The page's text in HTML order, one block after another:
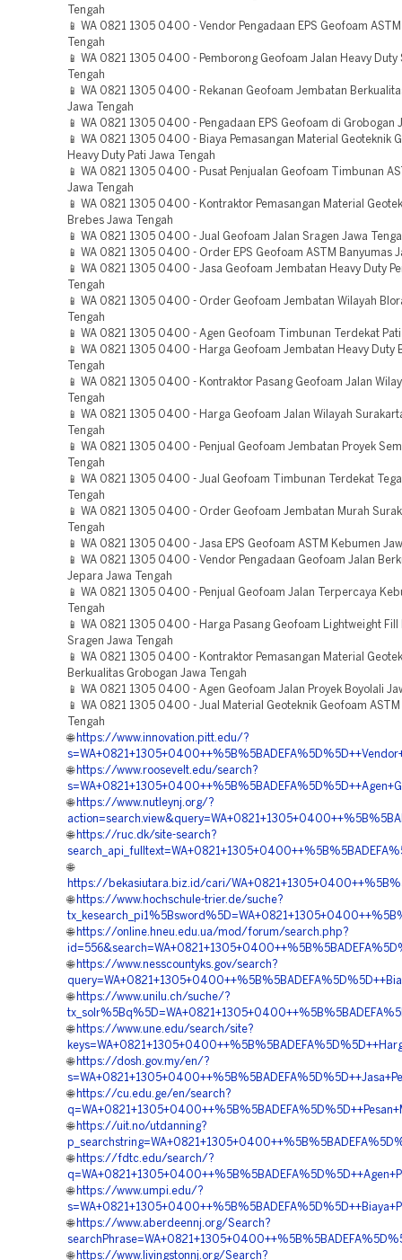
Tengah
📱 WA 0821 1305 0400 - Vendor Pengadaan EPS Geofoam
Tengah
📱 WA 0821 1305 0400 - Pemborong Geofoam Jalan Heavy Duty
Tengah
📱 WA 0821 1305 0400 - Rekanan Geofoam Jembatan
Jawa Tengah
📱 WA 0821 1305 0400 - Pengadaan EPS Geofoam di Grobogan
📱 WA 0821 1305 0400 - Biaya Pemasangan Material Geoteknik
Heavy Duty Pati Jawa Tengah
📱 WA 0821 1305 0400 - Pusat Penjualan Geofoam Timbunan
Jawa Tengah
📱 WA 0821 1305 0400 - Kontraktor Pemasangan Material
Brebes Jawa Tengah
📱 WA 0821 1305 0400 - Jual Geofoam Jalan Sragen Jawa
📱 WA 0821 1305 0400 - Order EPS Geofoam ASTM Banyumas
📱 WA 0821 1305 0400 - Jasa Geofoam Jembatan Heavy Duty
Tengah
📱 WA 0821 1305 0400 - Order Geofoam Jembatan Wilayah
Tengah
📱 WA 0821 1305 0400 - Agen Geofoam Timbunan Terdekat Pati
📱 WA 0821 1305 0400 - Harga Geofoam Jembatan Heavy Duty
Tengah
📱 WA 0821 1305 0400 - Kontraktor Pasang Geofoam Jalan
Tengah
📱 WA 0821 1305 0400 - Harga Geofoam Jalan Wilayah
Tengah
📱 WA 0821 1305 0400 - Penjual Geofoam Jembatan Proyek
Tengah
📱 WA 0821 1305 0400 - Jual Geofoam Timbunan Terdekat
Tengah
📱 WA 0821 1305 0400 - Order Geofoam Jembatan Murah
Tengah
📱 WA 0821 1305 0400 - Jasa EPS Geofoam ASTM Kebumen
📱 WA 0821 1305 0400 - Vendor Pengadaan Geofoam Jalan
Jepara Jawa Tengah
📱 WA 0821 1305 0400 - Penjual Geofoam Jalan Terpercaya
Tengah
📱 WA 0821 1305 0400 - Harga Pasang Geofoam Lightweight Fill
Sragen Jawa Tengah
📱 WA 0821 1305 0400 - Kontraktor Pemasangan Material
Berkualitas Grobogan Jawa Tengah
📱 WA 0821 1305 0400 - Agen Geofoam Jalan Proyek Boyolali
📱 WA 0821 1305 0400 - Jual Material Geoteknik Geofoam
Tengah
🌐 https://www.innovation.pitt.edu/?
🌐 https://www.roosevelt.edu/search?
🌐 https://www.nutleynj.org/?
🌐 https://ruc.dk/site-search?
🌐
https://bekasiutara.biz.id/cari/
🌐 https://www.hochschule-trier.de/suche?
🌐 https://online.hneu.edu.ua/mod/forum/search.php?
🌐 https://www.nesscountyks.gov/search?
🌐 https://www.unilu.ch/suche/?
🌐 https://www.une.edu/search/site?
🌐 https://dosh.gov.my/en/?
🌐 https://cu.edu.ge/en/search?
🌐 https://uit.no/utdanning?
🌐 https://fdtc.edu/search/?
🌐 https://www.umpi.edu/?
🌐 https://www.aberdeennj.org/Search?
🌐 https://www.livingstonnj.org/Search?